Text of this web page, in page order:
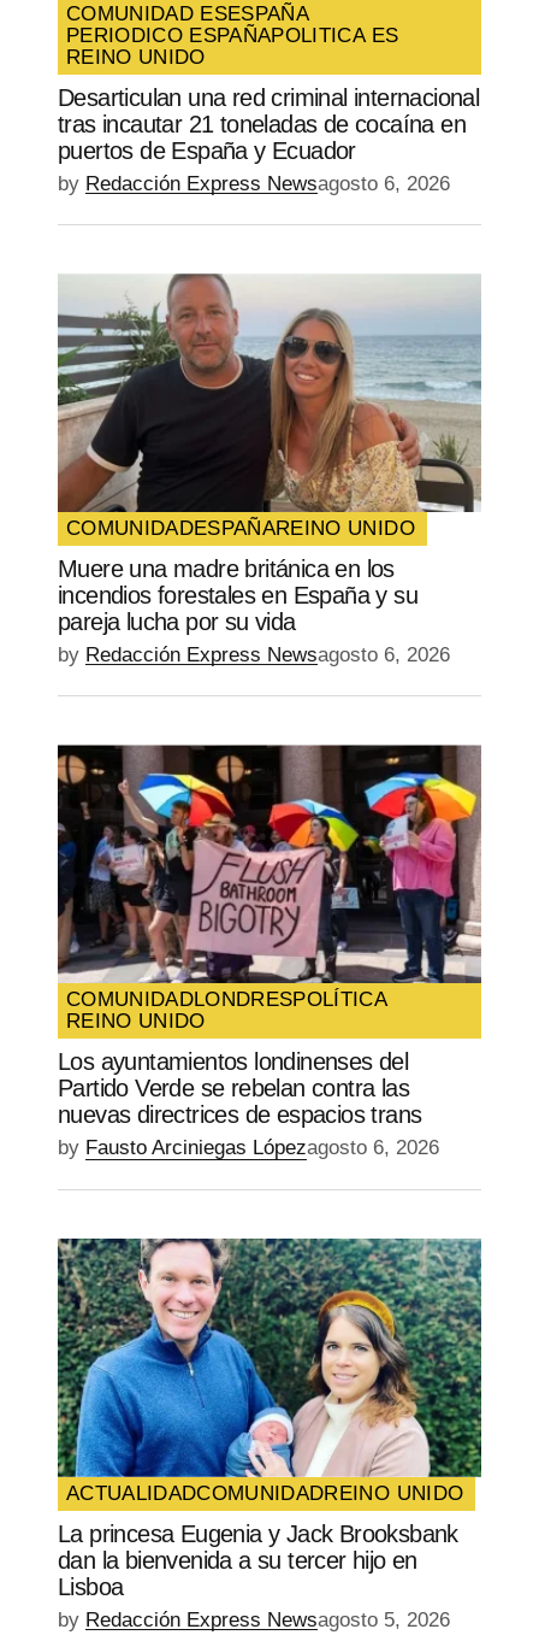
COMUNIDAD ESESPAÑA
PERIODICO ESPAÑAPOLITICA ES
REINO UNIDO
Desarticulan una red criminal internacional
tras incautar 21 toneladas de cocaína en
puertos de España y Ecuador
by Redacción Express Newsagosto 6, 2026
COMUNIDADESPAÑAREINO UNIDO
Muere una madre británica en los
incendios forestales en España y su
pareja lucha por su vida
by Redacción Express Newsagosto 6, 2026
COMUNIDADLONDRESPOLÍTICA
REINO UNIDO
Los ayuntamientos londinenses del
Partido Verde se rebelan contra las
nuevas directrices de espacios trans
by Fausto Arciniegas Lópezagosto 6, 2026
ACTUALIDADCOMUNIDADREINO UNIDO
La princesa Eugenia y Jack Brooksbank
dan la bienvenida a su tercer hijo en
Lisboa
by Redacción Express Newsagosto 5, 2026